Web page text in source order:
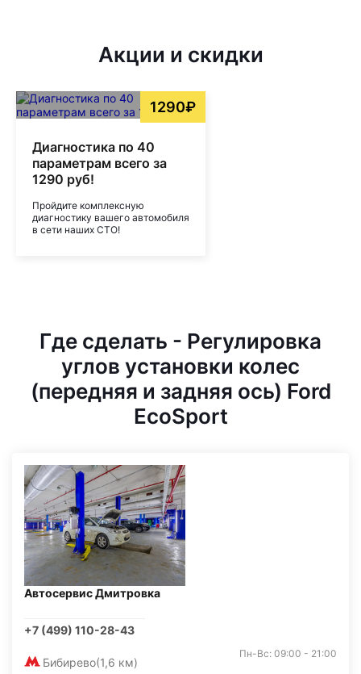
Акции и скидки
1290₽
Диагностика по 40
параметрам всего за
1290 руб!
Пройдите комплексную
диагностику вашего автомобиля
в сети наших СТО!
Где сделать - Регулировка
углов установки колес
(передняя и задняя ось) Ford
EcoSport
Автосервис Дмитровка
+7 (499) 110-28-43
Бибирево(1,6 км)
Пн-Вс: 09:00 - 21:00